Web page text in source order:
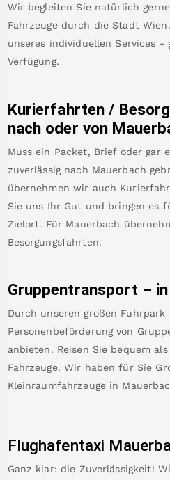
Wir begleiten Sie natürlich
Fahrzeuge durch die Stadt
unseres individuellen Services
Verfügung.
Kurierfahrten /
nach oder von
Muss ein Packet, Brief oder gar
zuverlässig nach Mauerbach
übernehmen wir auch
Sie uns Ihr Gut und bringen es
Zielort. Für Mauerbach
Besorgungsfahrten.
Gruppentransport – in
Durch unseren großen
Personenbeförderung von
anbieten. Reisen Sie bequem
Fahrzeuge. Wir haben für Sie
Kleinraumfahrzeuge in
Flughafentaxi
Ganz klar: die Zuverlässigkeit!